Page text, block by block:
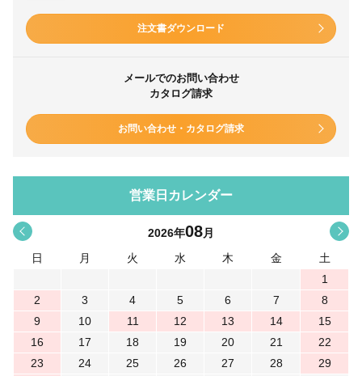
注文書ダウンロード
メールでのお問い合わせ
カタログ請求
お問い合わせ・カタログ請求
営業日カレンダー
< 2026年08月
日
月 火 水 木 金
土
1
2
3 4 5 6 7
8
9
10 11 12 13 14
15
16
17 18 19 20 21
22
23
24 25 26 27 28
29